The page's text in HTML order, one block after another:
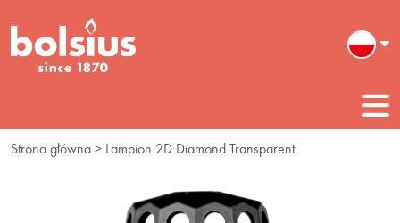
Strona główna> Lampion 2D Diamond Transparent